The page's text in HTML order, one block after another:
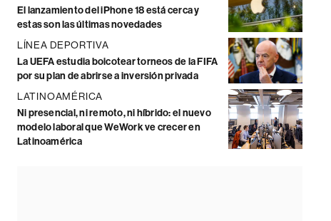
El lanzamiento del iPhone 18 está cerca y
estas son las últimas novedades
LÍNEA DEPORTIVA
La UEFA estudia boicotear torneos de la FIFA
por su plan de abrirse a inversión privada
LATINOAMÉRICA
Ni presencial, ni remoto, ni híbrido: el nuevo
modelo laboral que WeWork ve crecer en
Latinoamérica